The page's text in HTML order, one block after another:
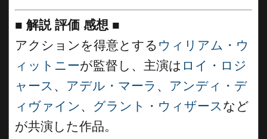
■ 解説 評価 感想 ■
アクションを得意とする ウィリアム・ウ
ィットニーが監督し、主演は ロイ・ロジ
ャース 、 アデル・マーラ 、 アンディ・デ
ィヴァイン 、 グラント・ウィザースなど
が共演した作品。